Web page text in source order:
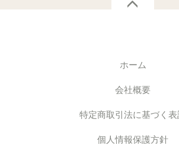
ホーム
会社概要
特定商取引法に基づく表
個人情報保護方針